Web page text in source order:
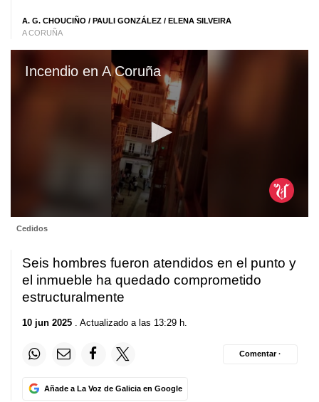
A. G. CHOUCIÑO / PAULI GONZÁLEZ / ELENA SILVEIRA
A CORUÑA
Incendio en A Coruña
seconds
seconds
Cedidos
Seis hombres fueron atendidos en el punto y
el inmueble ha quedado comprometido
estructuralmente
10 jun 2025 . Actualizado a las 13:29 h.
Añade a La Voz de Galicia en Google
Comentar ·